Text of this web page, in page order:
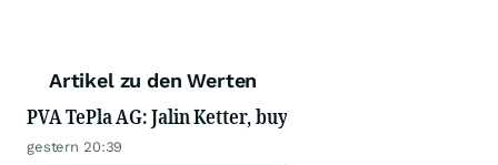
Artikel zu den Werten
PVA TePla AG: Jalin Ketter, buy
gestern 20:39